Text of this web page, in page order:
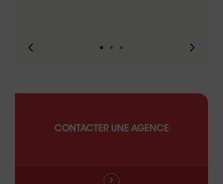
CONTACTER UNE AGENCE